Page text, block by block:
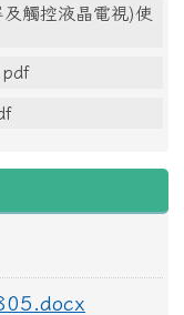
觸控液晶電視)使